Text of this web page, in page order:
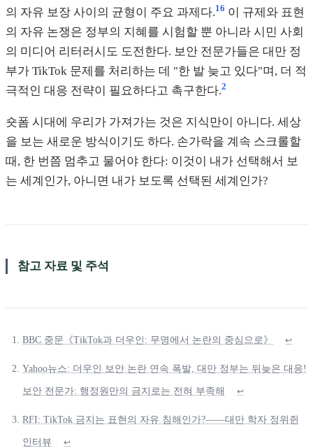
의 자유 보장 사이의 균형이 주요 과제다.16 이 규제와 표현
의 자유 논쟁은 정부의 지혜를 시험할 뿐 아니라 시민 사회
의 미디어 리터러시도 도전한다. 보안 전문가들은 대만 정
부가 TikTok 문제를 처리하는 데 "한 발 늦고 있다"며, 더 적
극적인 대응 전략이 필요하다고 촉구한다.2
숏폼 시대에 우리가 가져가는 것은 지식만이 아니다. 세상
을 보는 새로운 방식이기도 하다. 손가락을 계속 스크롤할
때, 한 번쯤 멈추고 물어야 한다: 이것이 내가 선택해서 보
는 세계인가, 아니면 내가 보도록 선택된 세계인가?
참고 자료 및 주석
BBC 중문《TikTok과 더우인: 무명에서 논란의 중심으로》 ↩
Yahoo뉴스: 더우인 보안 논란 연속 폭발, 대만 정부는 뒤늦은 대응!
보안 전문가: 행정원만의 금지로는 전혀 부족해 ↩
RFI: TikTok 금지는 표현의 자유 침해인가?——대만 학자 정위쥔
인터뷰 ↩